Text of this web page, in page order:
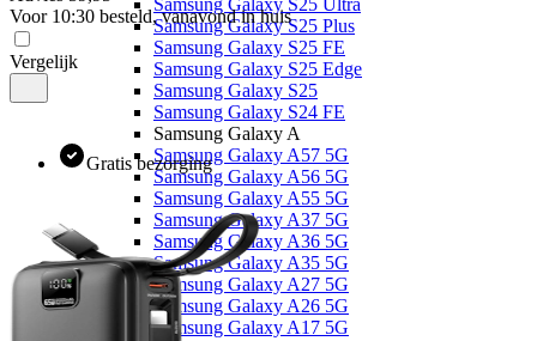
Samsung Galaxy S25 Ultra
Samsung Galaxy S25 Plus
Samsung Galaxy S25 FE
Samsung Galaxy S25 Edge
Samsung Galaxy S25
Samsung Galaxy S24 FE
Samsung Galaxy A
Samsung Galaxy A57 5G
Samsung Galaxy A56 5G
Samsung Galaxy A55 5G
Samsung Galaxy A37 5G
Samsung Galaxy A36 5G
Samsung Galaxy A35 5G
Samsung Galaxy A27 5G
Samsung Galaxy A26 5G
Samsung Galaxy A17 5G
Voor 10:30 besteld, vanavond in huis
Vergelijk
Gratis bezorging